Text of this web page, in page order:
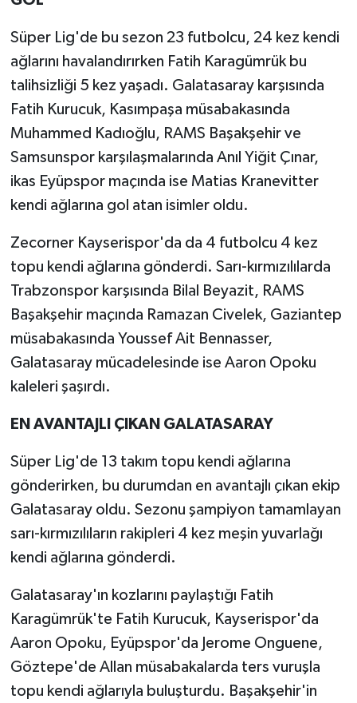
Süper Lig'de bu sezon 23 futbolcu, 24 kez kendi
ağlarını havalandırırken Fatih Karagümrük bu
talihsizliği 5 kez yaşadı. Galatasaray karşısında
Fatih Kurucuk, Kasımpaşa müsabakasında
Muhammed Kadıoğlu, RAMS Başakşehir ve
Samsunspor karşılaşmalarında Anıl Yiğit Çınar,
ikas Eyüpspor maçında ise Matias Kranevitter
kendi ağlarına gol atan isimler oldu.
Zecorner Kayserispor'da da 4 futbolcu 4 kez
topu kendi ağlarına gönderdi. Sarı-kırmızılılarda
Trabzonspor karşısında Bilal Beyazit, RAMS
Başakşehir maçında Ramazan Civelek, Gaziantep
müsabakasında Youssef Ait Bennasser,
Galatasaray mücadelesinde ise Aaron Opoku
kaleleri şaşırdı.
EN AVANTAJLI ÇIKAN GALATASARAY
Süper Lig'de 13 takım topu kendi ağlarına
gönderirken, bu durumdan en avantajlı çıkan ekip
Galatasaray oldu. Sezonu şampiyon tamamlayan
sarı-kırmızılıların rakipleri 4 kez meşin yuvarlağı
kendi ağlarına gönderdi.
Galatasaray'ın kozlarını paylaştığı Fatih
Karagümrük'te Fatih Kurucuk, Kayserispor'da
Aaron Opoku, Eyüpspor'da Jerome Onguene,
Göztepe'de Allan müsabakalarda ters vuruşla
topu kendi ağlarıyla buluşturdu. Başakşehir'in